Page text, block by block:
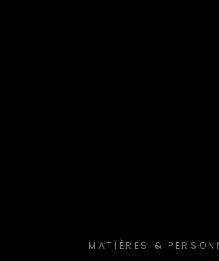
MATIÈRES &